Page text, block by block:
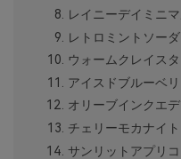
レイニーデイミニ
レトロミントソーダ
ウォームクレイス
アイスドブルーベ
オリーブインクエ
チェリーモカナイト
サンリットアプリコ